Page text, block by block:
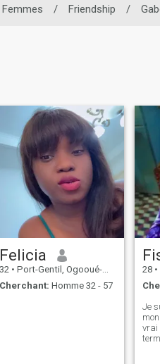
Femmes / Friendship /
Felicia
32 • Port-Gentil, Ogooué-Maritime, Gabon
Cherchant: Homme 32 - 57
28 •
Je
vrai